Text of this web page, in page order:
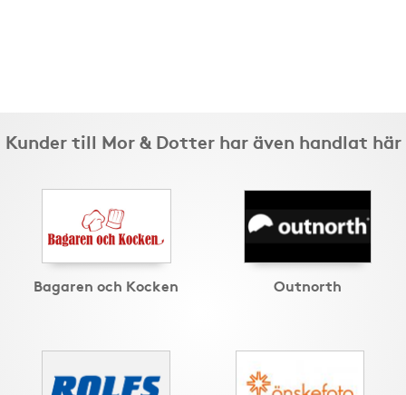
Kunder till Mor & Dotter har även handlat här
Bagaren och Kocken Outnorth